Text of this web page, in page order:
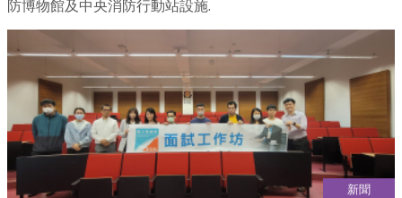
防博物館及中央消防行動站設施.
新聞